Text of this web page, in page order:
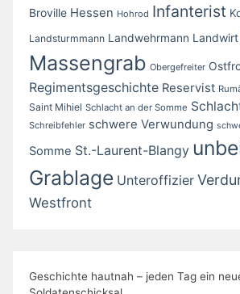
Broville Hessen Hohrod Infanterist
Landsturmmann Landwehrmann Landwirt
Massengrab Obergefreiter
Regimentsgeschichte Reservist
Saint Mihiel Schlacht an der Somme
Schreibfehler schwere Verwundung
Somme St.-Laurent-Blangy
Grablage Unteroffizier
Westfront
Geschichte hautnah – jeden Tag ein